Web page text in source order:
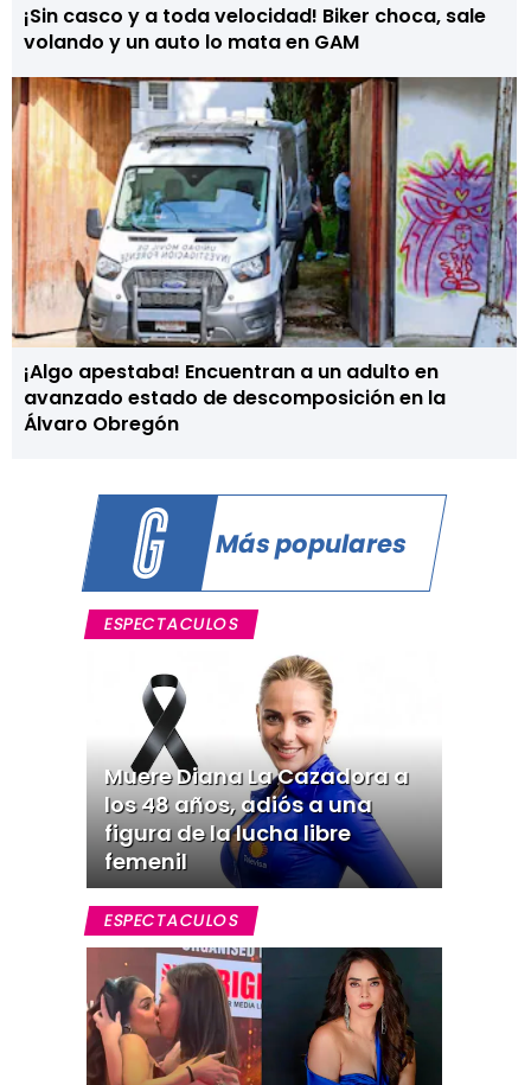
¡Sin casco y a toda velocidad! Biker choca, sale
volando y un auto lo mata en GAM
¡Algo apestaba! Encuentran a un adulto en
avanzado estado de descomposición en la
Álvaro Obregón
Más populares
ESPECTACULOS
Muere Diana La Cazadora a
los 48 años, adiós a una
figura de la lucha libre
femenil
ESPECTACULOS